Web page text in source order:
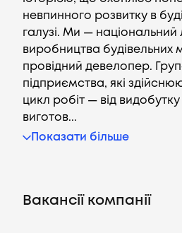
CV
невпинного розвитку в
галузі. Ми — національний
виробництва будівельних
провідний девелопер.
підприємства, які
цикл робіт — від
виготов...
Показати більше
Вакансії компанії